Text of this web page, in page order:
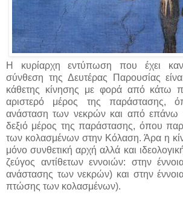
Η κυρίαρχη εντύπωση που έχει
σύνθεση της Δευτέρας Παρουσίας
κάθετης κίνησης με φορά από κάτω
αριστερό μέρος της παράστασης,
ανάσταση των νεκρών και από επάνω
δεξιό μέρος της παράστασης, όπου
των κολασμένων στην Κόλαση. Άρα η
μόνο συνθετική αρχή αλλά και
ζεύγος αντίθετων εννοιών: στην
ανάστασης των νεκρών) και στην
πτώσης των κολασμένων).